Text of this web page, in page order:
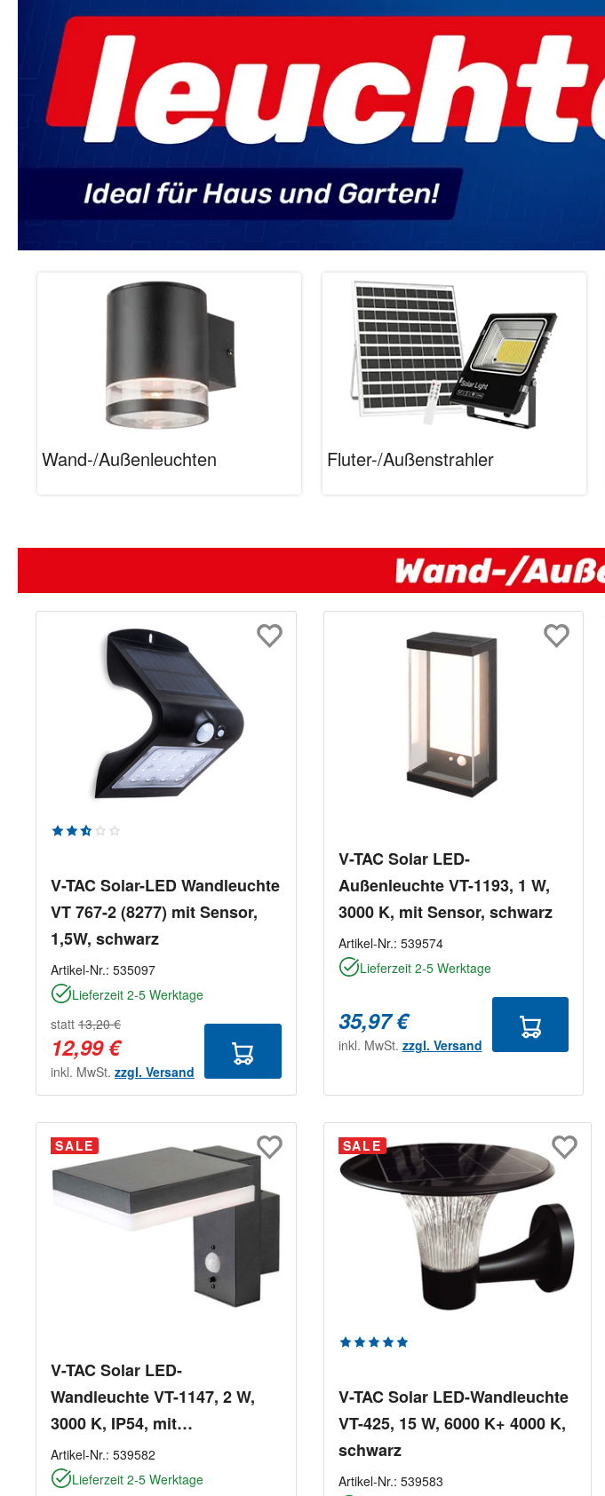
Wand-/Außenleuchten Fluter-/Außenstrahler
Durchschnittliche Bewertung von 2.67 von 5 Sternen
V-TAC Solar-LED Wandleuchte
VT 767-2 (8277) mit Sensor,
1,5W, schwarz
Artikel-Nr.: 535097
Lieferzeit 2-5 Werktage
statt 13,20 €
12,99 €
inkl. MwSt. zzgl. Versand
V-TAC Solar LED-
Außenleuchte VT-1193, 1 W,
3000 K, mit Sensor, schwarz
Artikel-Nr.: 539574
Lieferzeit 2-5 Werktage
35,97 €
inkl. MwSt. zzgl. Versand
SALE
V-TAC Solar LED-
Wandleuchte VT-1147, 2 W,
3000 K, IP54, mit
Bewegungssensor
Artikel-Nr.: 539582
Lieferzeit 2-5 Werktage
SALE
Durchschnittliche Bewertung von 5
V-TAC Solar LED-Wandleuchte
VT-425, 15 W, 6000 K+ 4000 K,
schwarz
Artikel-Nr.: 539583